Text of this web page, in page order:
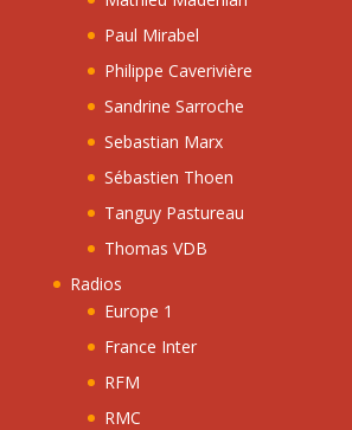
Paul Mirabel
Philippe Caverivière
Sandrine Sarroche
Sebastian Marx
Sébastien Thoen
Tanguy Pastureau
Thomas VDB
Radios
Europe 1
France Inter
RFM
RMC